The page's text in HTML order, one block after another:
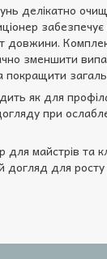
делікатно
забезпечує
довжини.
зменшити
покращити
як для
при
майстрів та
для росту